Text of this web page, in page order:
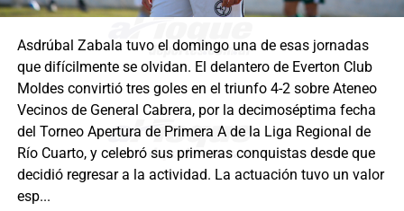
Asdrúbal Zabala tuvo el domingo una de esas jornadas
que difícilmente se olvidan. El delantero de Everton Club
Moldes convirtió tres goles en el triunfo 4-2 sobre Ateneo
Vecinos de General Cabrera, por la decimoséptima fecha
del Torneo Apertura de Primera A de la Liga Regional de
Río Cuarto, y celebró sus primeras conquistas desde que
decidió regresar a la actividad. La actuación tuvo un valor
esp...